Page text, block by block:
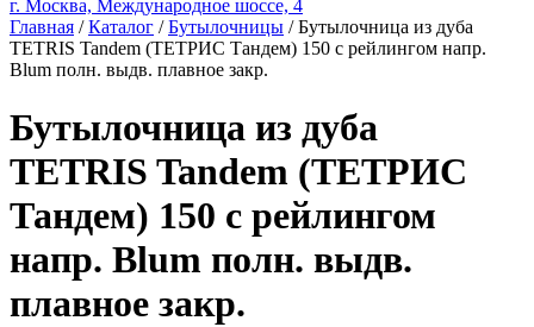
г. Москва, Международное шоссе, 4
Главная /Каталог /Бутылочницы / Бутылочница из дуба
TETRIS Tandem (ТЕТРИС Тандем) 150 с рейлингом напр.
Blum полн. выдв. плавное закр.
Бутылочница из дуба
TETRIS Tandem (ТЕТРИС
Тандем) 150 с рейлингом
напр. Blum полн. выдв.
плавное закр.